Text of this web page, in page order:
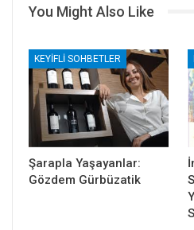
You Might Also Like
KEYIFLI SOHBETLER
Şarapla Yaşayanlar:
Gözdem Gürbüzatik